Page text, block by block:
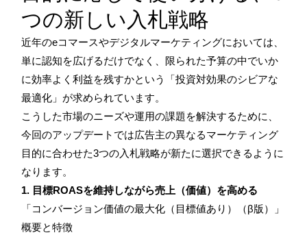
つの新しい入札戦略
近年のeコマースやデジタルマーケティングにおいては、
単に認知を広げるだけでなく、限られた予算の中でいか
に効率よく利益を残すかという「投資対効果のシビアな
最適化」が求められています。
こうした市場のニーズや運用の課題を解決するために、
今回のアップデートでは広告主の異なるマーケティング
目的に合わせた3つの入札戦略が新たに選択できるように
なります。
1. 目標ROASを維持しながら売上（価値）を高める
「コンバージョン価値の最大化（目標値あり）（β版）」
概要と特徴